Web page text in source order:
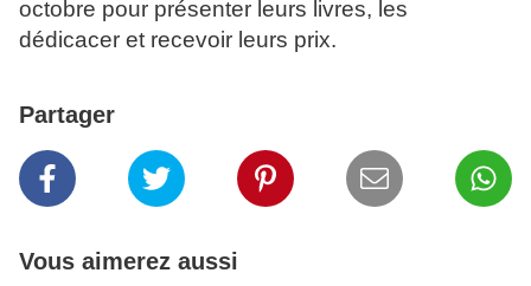
octobre pour présenter leurs livres, les
dédicacer et recevoir leurs prix.
Partager
Vous aimerez aussi